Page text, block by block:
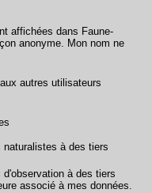
affichées dans Faune-
anonyme. Mon nom ne
autres utilisateurs
naturalistes à des tiers
à des tiers
associé à mes données.